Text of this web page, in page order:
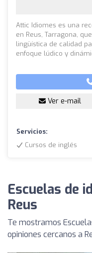
Attic Idiomes es una
en Reus, Tarragona,
lingüística de calidad
enfoque lúdico y
Ver e-mail
Servicios:
Cursos de inglés
Escuelas de
Reus
Te mostramos
opiniones cercanos a